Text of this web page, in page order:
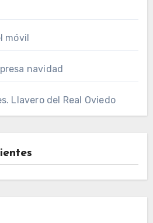
móvil
navidad
Llavero del Real Oviedo